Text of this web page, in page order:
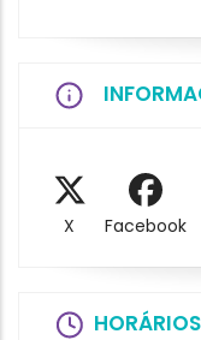
X Facebook
HORÁRIOS